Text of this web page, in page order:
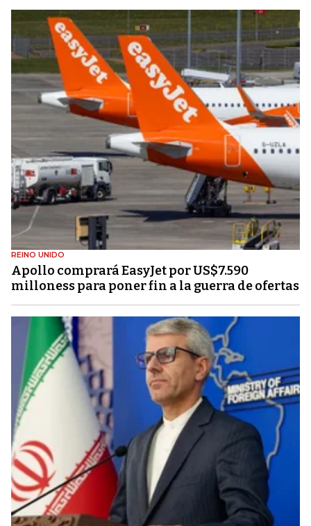
REINO UNIDO
Apollo comprará EasyJet por US$7.590
milloness para poner fin a la guerra de ofertas